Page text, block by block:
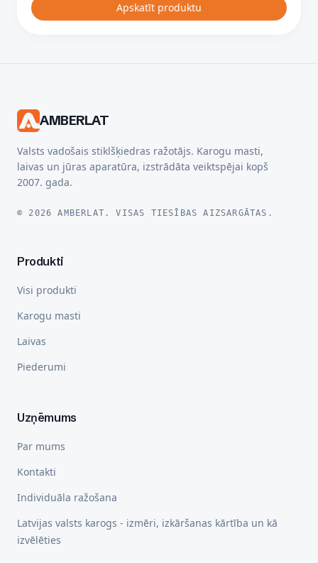
Apskatīt produktu
AMBERLAT
Valsts vadošais stiklšķiedras ražotājs. Karogu masti,
laivas un jūras aparatūra, izstrādāta veiktspējai kopš
2007. gada.
© 2026 AMBERLAT. VISAS TIESĪBAS AIZSARGĀTAS.
Produkti
Visi produkti
Karogu masti
Laivas
Piederumi
Uzņēmums
Par mums
Kontakti
Individuāla ražošana
Latvijas valsts karogs - izmēri, izkāršanas kārtība un kā
izvēlēties